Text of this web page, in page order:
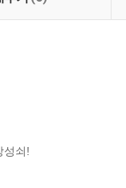
성쇠!